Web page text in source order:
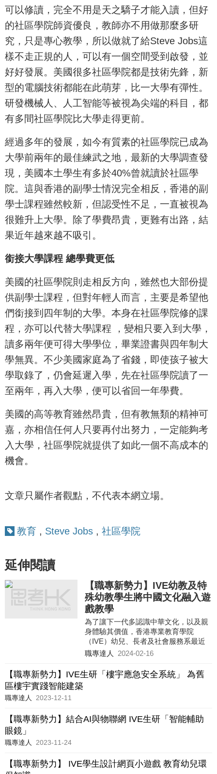
可以修讀，完全不用是天之驕子才能入讀，但好
的社區學院師資優良，教師亦不用做那麼多研
究，只是專心教學，所以做就了給Steve Jobs這
樣不走正規的人，可以有一個空間受到啟發，並
好好發展。美國很多社區學院都是技術先鋒，新
型的電腦技術都能在此萌芽，比一大學有彈性。
研發機械人、人工智能等被視為尖端的科目，都
有多間社區學院比大學走得更前。
經過多年的發展，如今有質素的社區學院已成為
大學前兩年的最佳練武之地，最新的大學調查發
現，美國本土學生有多於40%曾就讀於社區學
院。這與香港的副學士情況完全相反，香港的副
學士課程雖然較新，但認受性不足，一直被視為
很難升上大學。除了學費昂貴，更難有出路，結
果近年越來越不吸引。
銜接大學課程 總學費更低
美國的社區學院則走相反方向，雖然也大部份提
供副學士課程，但對年輕人而言，主要是希望他
們銜接到四年制的大學。本身在社區學院修的課
程，亦可以代替大學課程 ，變相只要入到大學，
讀多兩年便可得大學學位，畢業證書與四年制大
學無異。不少美國家庭為了省錢，即使孩子被大
學取錄了，仍會延遲入學，先在社區學院讀了一
至兩年，再入大學，便可以省回一年學費。
美國的高等教育雖然昂貴，但有教無類的精神可
嘉，亦相信任何人只要再付出努力，一定能夠考
入大學，社區學院就提供了如此一個不高成本的
機會。
文章只屬作者觀點，不代表本網立場。
教育 , Steve Jobs , 社區學院
延伸閱讀
【職專新勢力】IVE幼教及特
殊幼教學生將中國文化融入遊
戲教學
為了讓下一代多認識中華文化，以及親
身體驗其價值，香港專業教育學院
（IVE）幼兒、長者及社會服務系最近
舉辦名為「中華文化童樂遊」的活動。
職專達人 2024-02-16
【職專新勢力】IVE生研「樓宇應急安全系統」 為舊
區樓宇實踐智能建築
職專達人 2023-12-11
【職專新勢力】結合AI與物聯網 IVE生研「智能輔助
眼鏡」
職專達人 2023-11-24
【職專新勢力】 IVE學生設計網頁小遊戲 教育幼兒環